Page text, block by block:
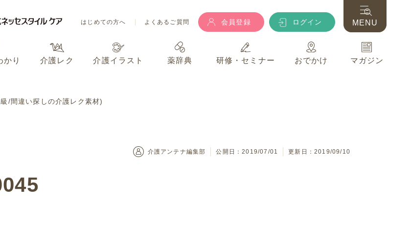
はじめての方へ よくあるご質問 会員登録 ログイン
かり 介護レク 介護イラスト 薬辞典 研修・セミナー おでかけ マガジン
MENU
/間違い探しの介護レク素材)
介護アンテナ編集部 公開日：2019/07/01 更新日：2019/09/10